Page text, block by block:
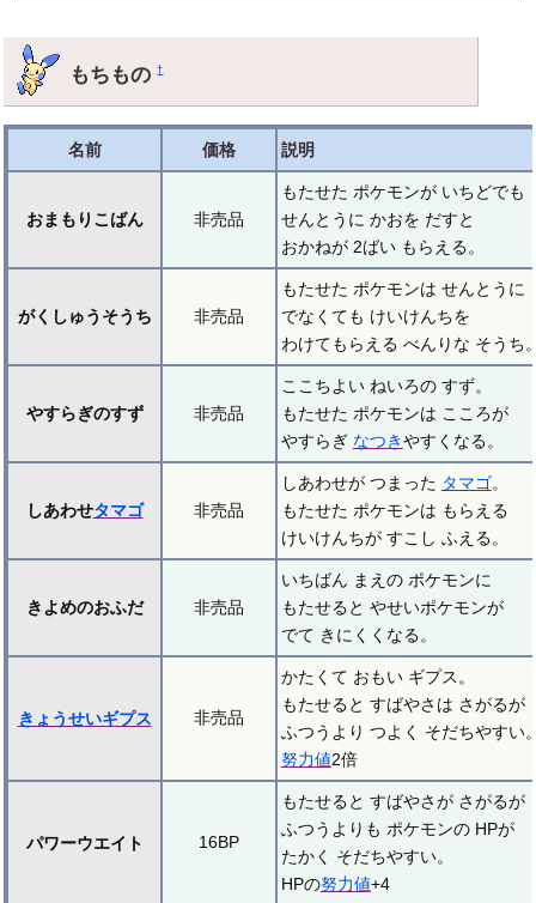
もちもの†
名前 価格 説明
おまもりこばん 非売品
もたせた ポケモンが いちどでも
せんとうに かおを だすと
おかねが 2ばい もらえる。
がくしゅうそうち 非売品
もたせた ポケモンは せんとうに
でなくても けいけんちを
わけてもらえる べんりな そうち
やすらぎのすず 非売品
ここちよい ねいろの すず。
もたせた ポケモンは こころが
やすらぎ なつきやすくなる。
しあわせタマゴ 非売品
しあわせが つまった タマゴ。
もたせた ポケモンは もらえる
けいけんちが すこし ふえる。
きよめのおふだ 非売品
いちばん まえの ポケモンに
もたせると やせいポケモンが
でて きにくくなる。
きょうせいギプス 非売品
かたくて おもい ギプス。
もたせると すばやさは さがるが
ふつうより つよく そだちやすい
努力値2倍
パワーウエイト 16BP
もたせると すばやさが さがるが
ふつうよりも ポケモンの HPが
たかく そだちやすい。
HPの努力値+4